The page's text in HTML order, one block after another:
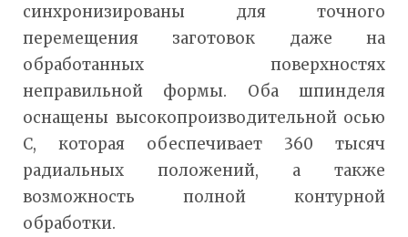
синхронизированы для точного
перемещения заготовок даже на
обработанных поверхностях
неправильной формы. Оба шпинделя
оснащены высокопроизводительной осью
C, которая обеспечивает 360 тысяч
радиальных положений, а также
возможность полной контурной
обработки.